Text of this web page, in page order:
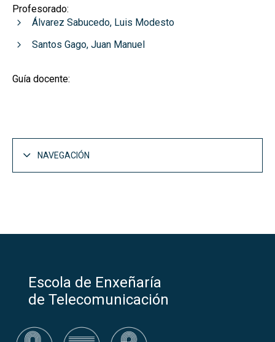
Profesorado:
Álvarez Sabucedo, Luis Modesto
Santos Gago, Juan Manuel
Guía docente:
NAVEGACIÓN
Escola de Enxeñaría
de Telecomunicación